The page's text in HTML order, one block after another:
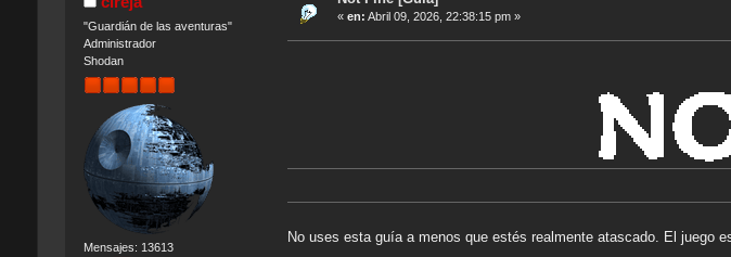
"Guardián de las aventuras"
Administrador
Shodan
Mensajes: 13613
« en: Abril 09, 2026, 22:38:15 pm »
No uses esta guía a menos que estés realmente atascado. El juego